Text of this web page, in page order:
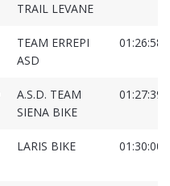
TRAIL LEVANE
TEAM ERREPI
ASD
A.S.D. TEAM
SIENA BIKE
LARIS BIKE